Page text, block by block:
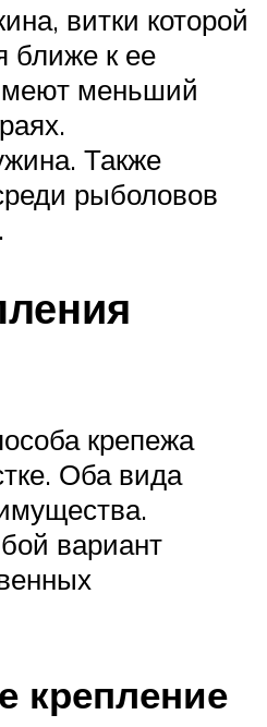
витки которой
ближе к ее
меньший
Также
рыболовов
крепежа
Оба вида
вариант
крепление